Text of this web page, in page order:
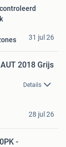
31 jul 26
2018 Grijs
Details
28 jul 26
-